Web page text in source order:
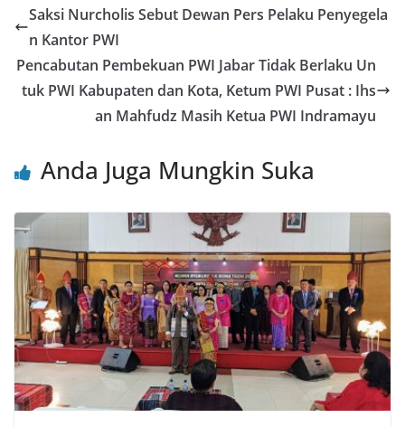
e
b
o
o
er l s
p
p
e e
Saksi Nurcholis Sebut Dewan Pers Pelaku Penyegela
n Kantor PWI
Pencabutan Pembekuan PWI Jabar Tidak Berlaku Un
tuk PWI Kabupaten dan Kota, Ketum PWI Pusat : Ihs
an Mahfudz Masih Ketua PWI Indramayu
Anda Juga Mungkin Suka